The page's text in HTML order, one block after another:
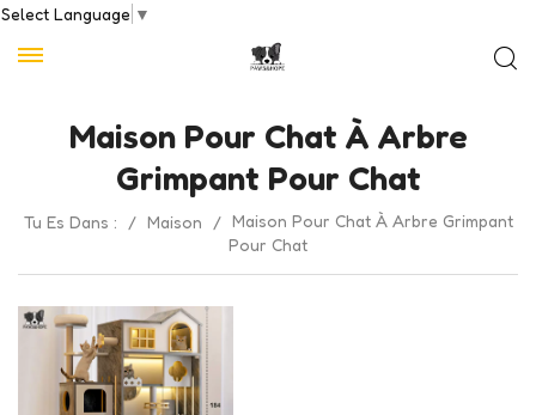
Select Language ▼
Maison Pour Chat À Arbre
Grimpant Pour Chat
Tu Es Dans : / Maison / Maison Pour Chat À Arbre Grimpant
Pour Chat